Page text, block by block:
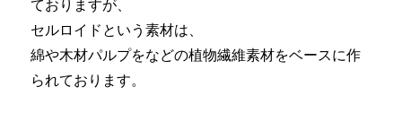
ておりますが、
セルロイドという素材は、
綿や木材パルプをなどの植物繊維素材をベースに作
られております。